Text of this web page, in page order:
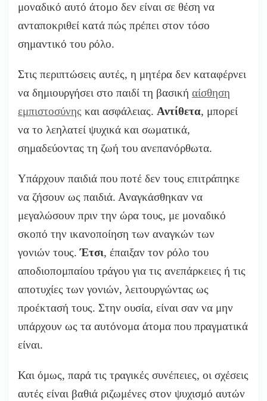
μοναδικό αυτό άτομο δεν είναι σε θέση να
ανταποκριθεί κατά πώς πρέπει στον τόσο
σημαντικό του ρόλο.
Στις περιπτώσεις αυτές, η μητέρα δεν καταφέρνει
να δημιουργήσει στο παιδί τη βασική αίσθηση
εμπιστοσύνης και ασφάλειας. Αντίθετα, μπορεί
να το λεηλατεί ψυχικά και σωματικά,
σημαδεύοντας τη ζωή του ανεπανόρθωτα.
Υπάρχουν παιδιά που ποτέ δεν τους επιτράπηκε
να ζήσουν ως παιδιά. Αναγκάσθηκαν να
μεγαλώσουν πριν την ώρα τους, με μοναδικό
σκοπό την ικανοποίηση των αναγκών των
γονιών τους.Έτσι, έπαιξαν τον ρόλο του
αποδιοπομπαίου τράγου για τις ανεπάρκειες ή τις
αποτυχίες των γονιών, λειτουργώντας ως
προέκτασή τους. Στην ουσία, είναι σαν να μην
υπάρχουν ως τα αυτόνομα άτομα που πραγματικά
είναι.
Και όμως, παρά τις τραγικές συνέπειες, οι σχέσεις
αυτές είναι βαθιά ριζωμένες στον ψυχισμό αυτών